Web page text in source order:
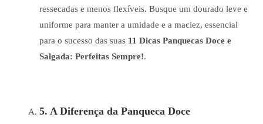
ressecadas e menos flexíveis. Busque um dourado leve e
uniforme para manter a umidade e a maciez, essencial
para o sucesso das suas 11 Dicas Panquecas Doce e
Salgada: Perfeitas Sempre!.
5. A Diferença da Panqueca Doce